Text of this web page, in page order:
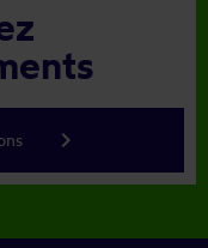
keyboard_arrow_right